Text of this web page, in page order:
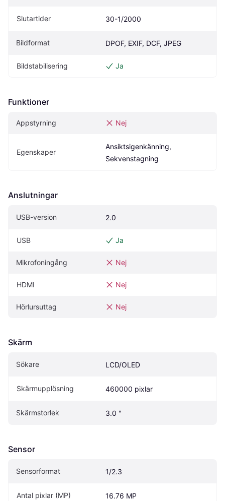
Slutartider 30-1/2000
Bildformat DPOF, EXIF, DCF, JPEG
Bildstabilisering Ja
Funktioner
Appstyrning Nej
Egenskaper
Ansiktsigenkänning,
Sekvenstagning
Anslutningar
USB-version 2.0
USB Ja
Mikrofoningång Nej
HDMI Nej
Hörlursuttag Nej
Skärm
Sökare LCD/OLED
Skärmupplösning 460000 pixlar
Skärmstorlek 3.0 "
Sensor
Sensorformat 1/2.3
Antal pixlar (MP) 16.76 MP